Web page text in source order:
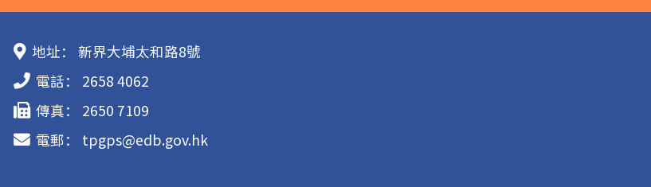
地址：
新界大埔太和路8號
電話：
2658 4062
傳真：
2650 7109
電郵：
tpgps@edb.gov.hk